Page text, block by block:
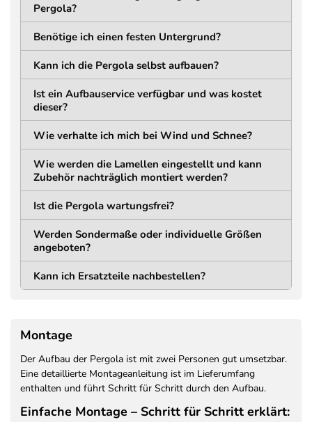
LÄNGE
160 mm (168 mm inkl.
Abdeckung) mm
160 mm (168 mm inkl.
Abdeckung) mm
STÄRKE
11 mm
LOCHABSTAND
134 mm
Trägerkonstruktion
Aluminium
75 mm
Lamellen
BREITE
166 mm
HÖHE
30 mm
Schneelast
Pergola?
Benötige ich einen festen Untergrund?
Kann ich die Pergola selbst aufbauen?
Ist ein Aufbauservice verfügbar und was kostet
dieser?
Wie verhalte ich mich bei Wind und Schnee?
Wie werden die Lamellen eingestellt und kann
Zubehör nachträglich montiert werden?
Ist die Pergola wartungsfrei?
Werden Sondermaße oder individuelle Größen
angeboten?
Kann ich Ersatzteile nachbestellen?
Montage
Der Aufbau der Pergola ist mit zwei Personen gut umsetzbar.
Eine detaillierte Montageanleitung ist im Lieferumfang
enthalten und führt Schritt für Schritt durch den Aufbau.
Einfache Montage – Schritt für Schritt erklärt: